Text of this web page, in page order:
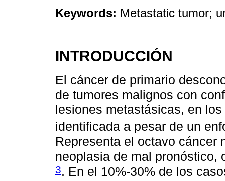
Keywords: Metastatic tumor;
INTRODUCCIÓN
El cáncer de primario
de tumores malignos con
lesiones metastásicas, en
identificada a pesar de un
Representa el octavo
neoplasia de mal pronóstico,
3. En el 10%-30% de los